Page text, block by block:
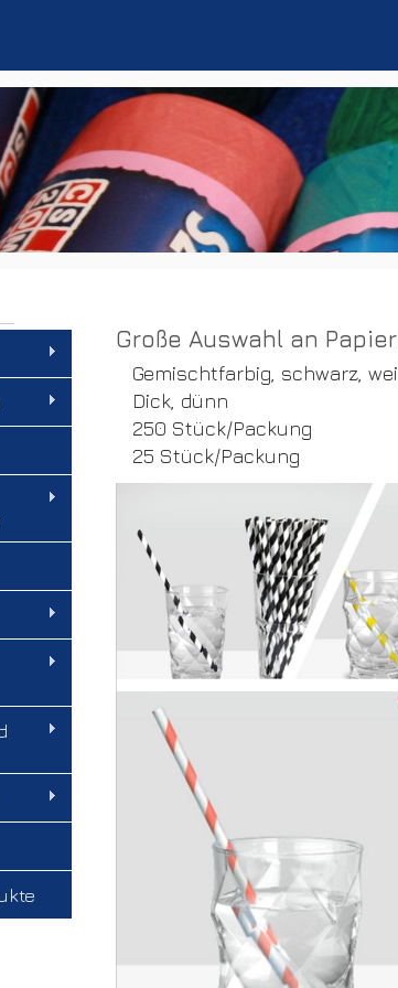
Große Auswahl an
Gemischtfarbig, schwarz,
Dick, dünn
250 Stück/Packung
25 Stück/Packung